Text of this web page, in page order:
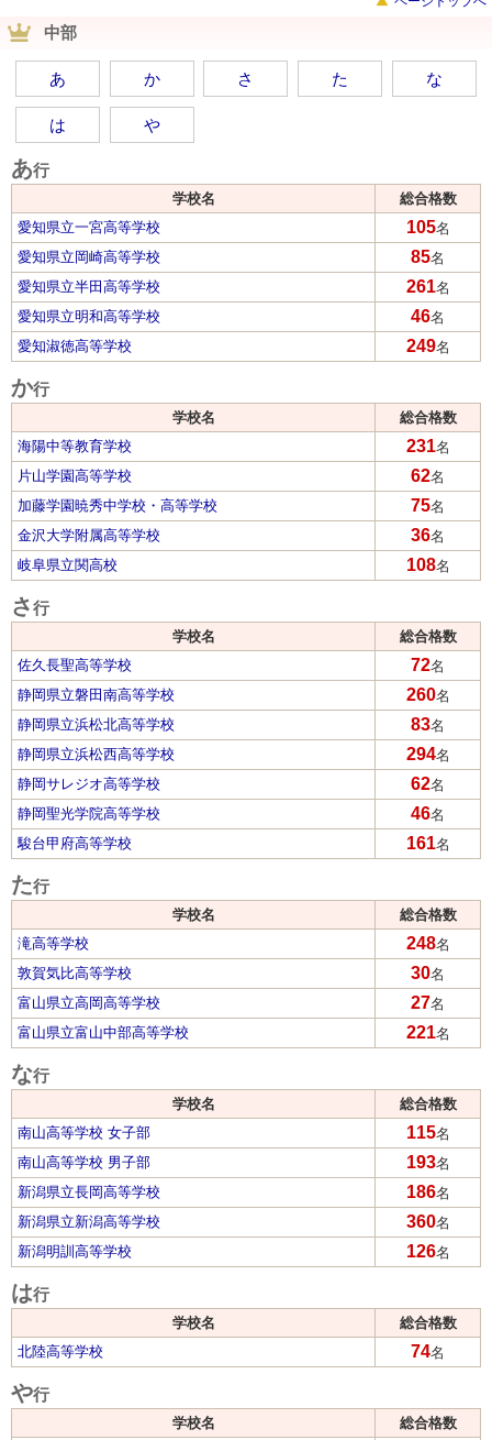
中部
あ か さ た な
は や
あ行
学校名
総合格数
愛知県立一宮高等学校
105名
愛知県立岡崎高等学校
85名
愛知県立半田高等学校
261名
愛知県立明和高等学校
46名
愛知淑徳高等学校
249名
か行
学校名
総合格数
海陽中等教育学校
231名
片山学園高等学校
62名
加藤学園暁秀中学校・高等学校
75名
金沢大学附属高等学校
36名
岐阜県立関高校
108名
さ行
学校名
総合格数
佐久長聖高等学校
72名
静岡県立磐田南高等学校
260名
静岡県立浜松北高等学校
83名
静岡県立浜松西高等学校
294名
静岡サレジオ高等学校
62名
静岡聖光学院高等学校
46名
駿台甲府高等学校
161名
た行
学校名
総合格数
滝高等学校
248名
敦賀気比高等学校
30名
富山県立高岡高等学校
27名
富山県立富山中部高等学校
221名
な行
学校名
総合格数
南山高等学校 女子部
115名
南山高等学校 男子部
193名
新潟県立長岡高等学校
186名
新潟県立新潟高等学校
360名
新潟明訓高等学校
126名
は行
学校名
総合格数
北陸高等学校
74名
や行
学校名 総合格数